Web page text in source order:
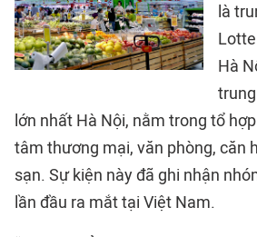
là
Hà
lớn nhất Hà Nội, nằm trong tổ
tâm thương mại, văn phòng, căn
sạn. Sự kiện này đã ghi nhận
lần đầu ra mắt tại Việt Nam.